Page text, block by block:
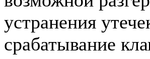
устранения
срабатывание